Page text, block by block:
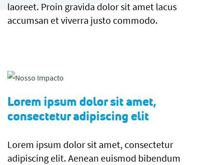
laoreet. Proin gravida dolor sit amet lacus
accumsan et viverra justo commodo.
Lorem ipsum dolor sit amet,
consectetur adipiscing elit
Lorem ipsum dolor sit amet, consectetur
adipiscing elit. Aenean euismod bibendum